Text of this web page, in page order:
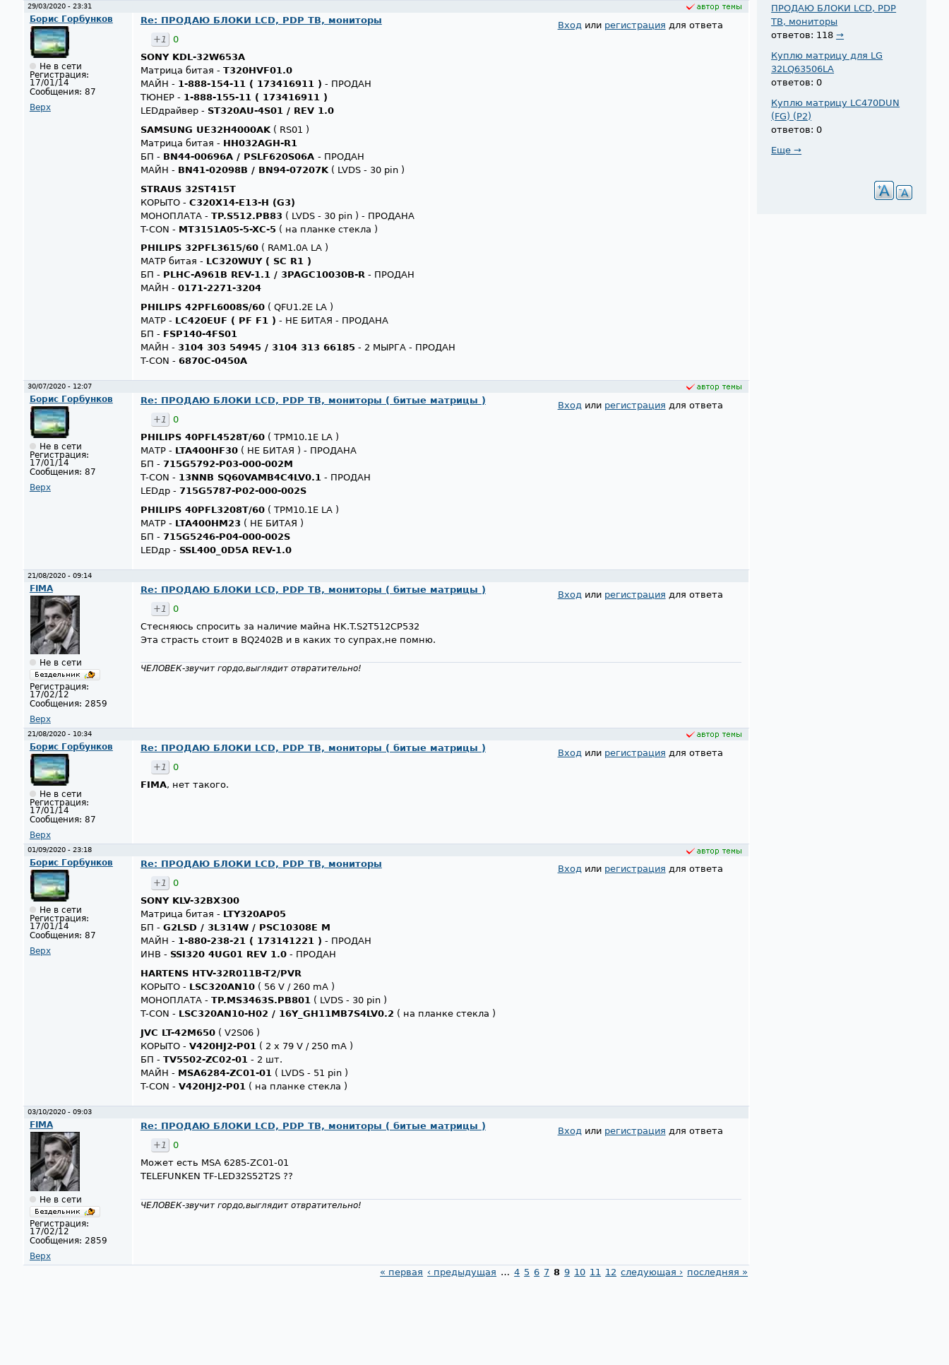
29/03/2020 - 23:31
Борис Горбунков
Не в сети
Регистрация:
17/01/14
Сообщения: 87
Верх
Вход или регистрация для ответа
Re: ПРОДАЮ БЛОКИ LCD, PDP ТВ, мониторы
+1
0
SONY KDL-32W653A
Матрица битая - T320HVF01.0
МАЙН - 1-888-154-11 ( 173416911 ) - ПРОДАН
ТЮНЕР - 1-888-155-11 ( 173416911 )
LEDдрайвер - ST320AU-4S01 / REV 1.0
SAMSUNG UE32H4000AK( RS01 )
Матрица битая - HH032AGH-R1
БП - BN44-00696A / PSLF620S06A - ПРОДАН
МАЙН - BN41-02098B / BN94-07207K( LVDS - 30 pin )
STRAUS 32ST415T
КОРЫТО - C320X14-E13-H (G3)
МОНОПЛАТА - TP.S512.PB83 ( LVDS - 30 pin ) - ПРОДАНА
T-CON - MT3151A05-5-XC-5 ( на планке стекла )
PHILIPS 32PFL3615/60( RAM1.0A LA )
МАТР битая - LC320WUY ( SC R1 )
БП - PLHC-A961B REV-1.1 / 3PAGC10030B-R- ПРОДАН
МАЙН - 0171-2271-3204
PHILIPS 42PFL6008S/60( QFU1.2E LA )
МАТР - LC420EUF ( PF F1 ) - НЕ БИТАЯ - ПРОДАНА
БП - FSP140-4FS01
МАЙН - 3104 303 54945 / 3104 313 66185 - 2 МЫРГА - ПРОДАН
T-CON - 6870C-0450A
30/07/2020 - 12:07
Борис Горбунков
Не в сети
Регистрация:
17/01/14
Сообщения: 87
Верх
Вход или регистрация для ответа
Re: ПРОДАЮ БЛОКИ LCD, PDP ТВ, мониторы ( битые матрицы )
+1
0
PHILIPS 40PFL4528T/60( TPM10.1E LA )
МАТР - LTA400HF30( НЕ БИТАЯ ) - ПРОДАНА
БП - 715G5792-P03-000-002M
T-CON - 13NNB SQ60VAMB4C4LV0.1 - ПРОДАН
LEDдр - 715G5787-P02-000-002S
PHILIPS 40PFL3208T/60( TPM10.1E LA )
МАТР - LTA400HM23 ( НЕ БИТАЯ )
БП - 715G5246-P04-000-002S
LEDдр - SSL400_0D5A REV-1.0
21/08/2020 - 09:14
FIMA
Не в сети
Регистрация:
17/02/12
Сообщения: 2859
Верх
Вход или регистрация для ответа
Re: ПРОДАЮ БЛОКИ LCD, PDP ТВ, мониторы ( битые матрицы )
+1
0
Стесняюсь спросить за наличие майна HK.T.S2T512CP532
Эта страсть стоит в BQ2402B и в каких то супрах,не помню.
ЧЕЛОВЕК-звучит гордо,выглядит отвратительно!
21/08/2020 - 10:34
Борис Горбунков
Не в сети
Регистрация:
17/01/14
Сообщения: 87
Верх
Входили регистрация для ответа
Re: ПРОДАЮ БЛОКИ LCD, PDP ТВ, мониторы ( битые матрицы )
+1
0
FIMA, нет такого.
01/09/2020 - 23:18
Борис Горбунков
Не в сети
Регистрация:
17/01/14
Сообщения: 87
Верх
Входили регистрация для ответа
Re: ПРОДАЮ БЛОКИ LCD, PDP ТВ, мониторы
+1
0
SONY KLV-32BX300
Матрица битая - LTY320AP05
БП - G2LSD / 3L314W / PSC10308E M
МАЙН - 1-880-238-21 ( 173141221 ) - ПРОДАН
ИНВ - SSI320 4UG01 REV 1.0- ПРОДАН
HARTENS HTV-32R011B-T2/PVR
КОРЫТО - LSC320AN10( 56 V / 260 mA )
МОНОПЛАТА - TP.MS3463S.PB801( LVDS - 30 pin )
T-CON - LSC320AN10-H02 / 16Y_GH11MB7S4LV0.2 ( на планке стекла )
JVC LT-42M650( V2S06 )
КОРЫТО - V420HJ2-P01 ( 2 x 79 V / 250 mA )
БП - TV5502-ZC02-01 - 2 шт.
МАЙН - MSA6284-ZC01-01 ( LVDS - 51 pin )
T-CON - V420HJ2-P01 ( на планке стекла )
03/10/2020 - 09:03
FIMA
Не в сети
Регистрация:
17/02/12
Сообщения: 2859
Верх
Вход или регистрация для ответа
Re: ПРОДАЮ БЛОКИ LCD, PDP ТВ, мониторы ( битые матрицы )
+1
0
Может есть MSA 6285-ZC01-01
TELEFUNKEN TF-LED32S52T2S ??
ЧЕЛОВЕК-звучит гордо,выглядит отвратительно!
« первая ‹ предыдущая … 4 5 6 7 8 9 10 11 12 следующая › последняя »
ПРОДАЮ БЛОКИ LCD, PDP
ТВ, мониторы
ответов: 118→
Куплю матрицу для LG
32LQ63506LA
ответов: 0
Куплю матрицу LC470DUN
(FG) (P2)
ответов: 0
Еще →